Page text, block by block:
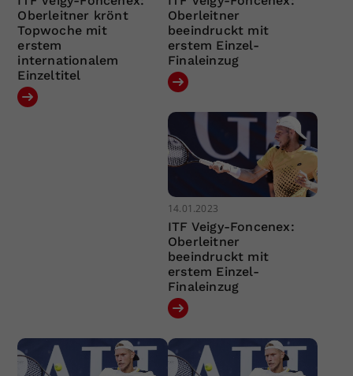
Oberleitner krönt
Topwoche mit
erstem
internationalem
Einzeltitel
Oberleitner
beeindruckt mit
erstem Einzel-
Finaleinzug
14.01.2023
ITF Veigy-Foncenex:
Oberleitner
beeindruckt mit
erstem Einzel-
Finaleinzug